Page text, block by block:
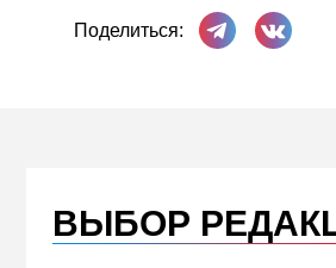
Поделиться:
Поделиться в
ВЫБОР